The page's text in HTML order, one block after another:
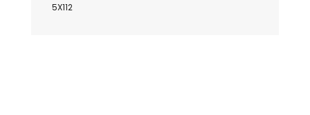
5X112